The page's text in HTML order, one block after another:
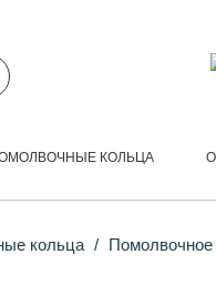
КОЛЬЦА
кольца Помолвочное